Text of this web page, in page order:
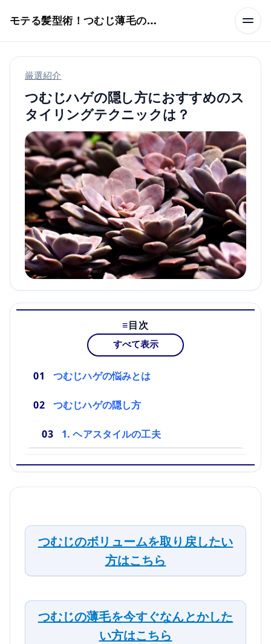
モテる髪型術！つむじ薄毛の隠し方
厳選紹介
つむじハゲの隠し方におすすめのス
タイリングテクニックは？
目次
すべて表示
つむじハゲの悩みとは
つむじハゲの隠し方
1. ヘアスタイルの工夫
つむじのボリュームを取り戻したい
方はこちら
つむじの薄毛を今すぐなんとかした
い方はこちら